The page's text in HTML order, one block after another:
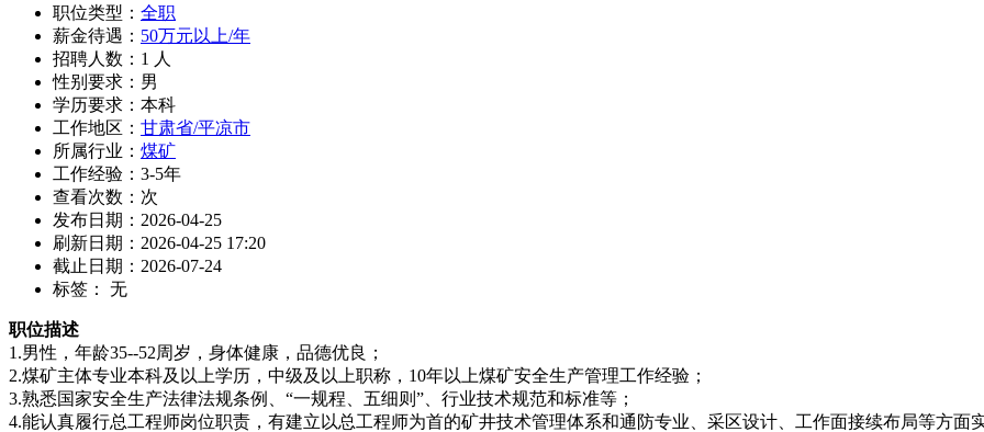
职位类型： 全职
薪金待遇： 50万元以上/年
招聘人数：1 人
性别要求：男
学历要求：本科
工作地区： 甘肃省/平凉市
所属行业： 煤矿
工作经验：3-5年
查看次数： 次
发布日期：2026-04-25
刷新日期：2026-04-25 17:20
截止日期：2026-07-24
标签： 无
职位描述
1.男性，年龄35--52周岁，身体健康，品德优良；
2.煤矿主体专业本科及以上学历，中级及以上职称，10年以上煤矿安全生产管理工作经验；
3.熟悉国家安全生产法律法规条例、“一规程、五细则”、行业技术规范和标准等；
4.能认真履行总工程师岗位职责，有建立以总工程师为首的矿井技术管理体系和通防专业、采区设计、工作面接续布局等方面